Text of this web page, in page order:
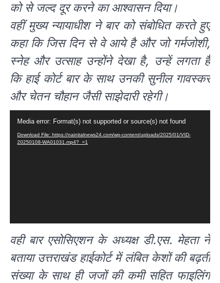
को से जल्द दूर करने का आश्वासन दिया।
वहीं मुख्य न्यायाधीश ने बार को संबोधित करते हुए
कहा कि जिस दिन से वे आये है और जो गर्मजोशी,
स्नेह और उत्साह उन्होंने देखा है, उन्हें लगता है
कि हाई कोर्ट बार के साथ उनकी सुनील गावस्कर
और चेतन चौहान जैसी साझेदारी रहेगी।
Media error: Format(s) not supported or source(s) not found
Download File: https://nainitalnews24.com/wp-content/uploads/2025/01/VID-
20250108-WA01031.mp4?_=1
वही बार एसोसिएशन के अध्यक्ष डी.एस. मेहता ने
बताया उत्तराखंड हाईकोर्ट में लंबित केशों की बढ़ती
संख्या के साथ ही जजों की कमी सहित फाइलिंग